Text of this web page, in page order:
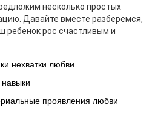
несколько простых
Давайте вместе разберемся,
ребенок рос счастливым и
нехватки любви
проявления любви